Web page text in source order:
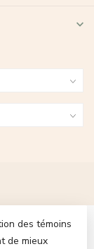
des témoins
de mieux